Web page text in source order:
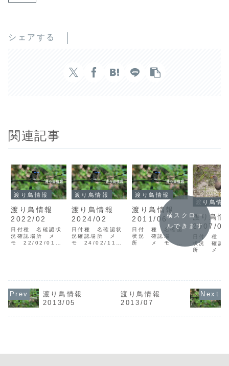
シェアする
関連記事
渡り鳥情報
渡り鳥情報
2022/02
日付種 名確認状
況確認場所 メ
モ 22/02/01ハ
ロツグミV1大和村
フォレストポリス
22/02/13ロクシ
ョウヒタキV1奄美
市名瀬...
渡り鳥情報
渡り鳥情報
2024/02
日付種 名確認状
況確認場所 メ
モ 24/02/11オ
カツグミ交雑個体
V3龍郷町龍郷鳥
凡例> 日...
渡り鳥情報
渡り鳥情報
2011/06
日付 種 名確認
状況 確認場
所 メ モ
村11/06/30タカ
サゴクロサギV1大
リス後藤<凡...
渡り鳥情
渡り鳥
2007/02
日付 種
状況 確認
所 メ
阿木名清正
07/02/18
奄美市笠利
ンジャクV5
横スクロー
ルできます
渡り鳥情報
2013/05
渡り鳥情報
2013/07